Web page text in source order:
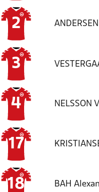
2 ANDERSEN
3
4 NELSSON
17
18 BAH